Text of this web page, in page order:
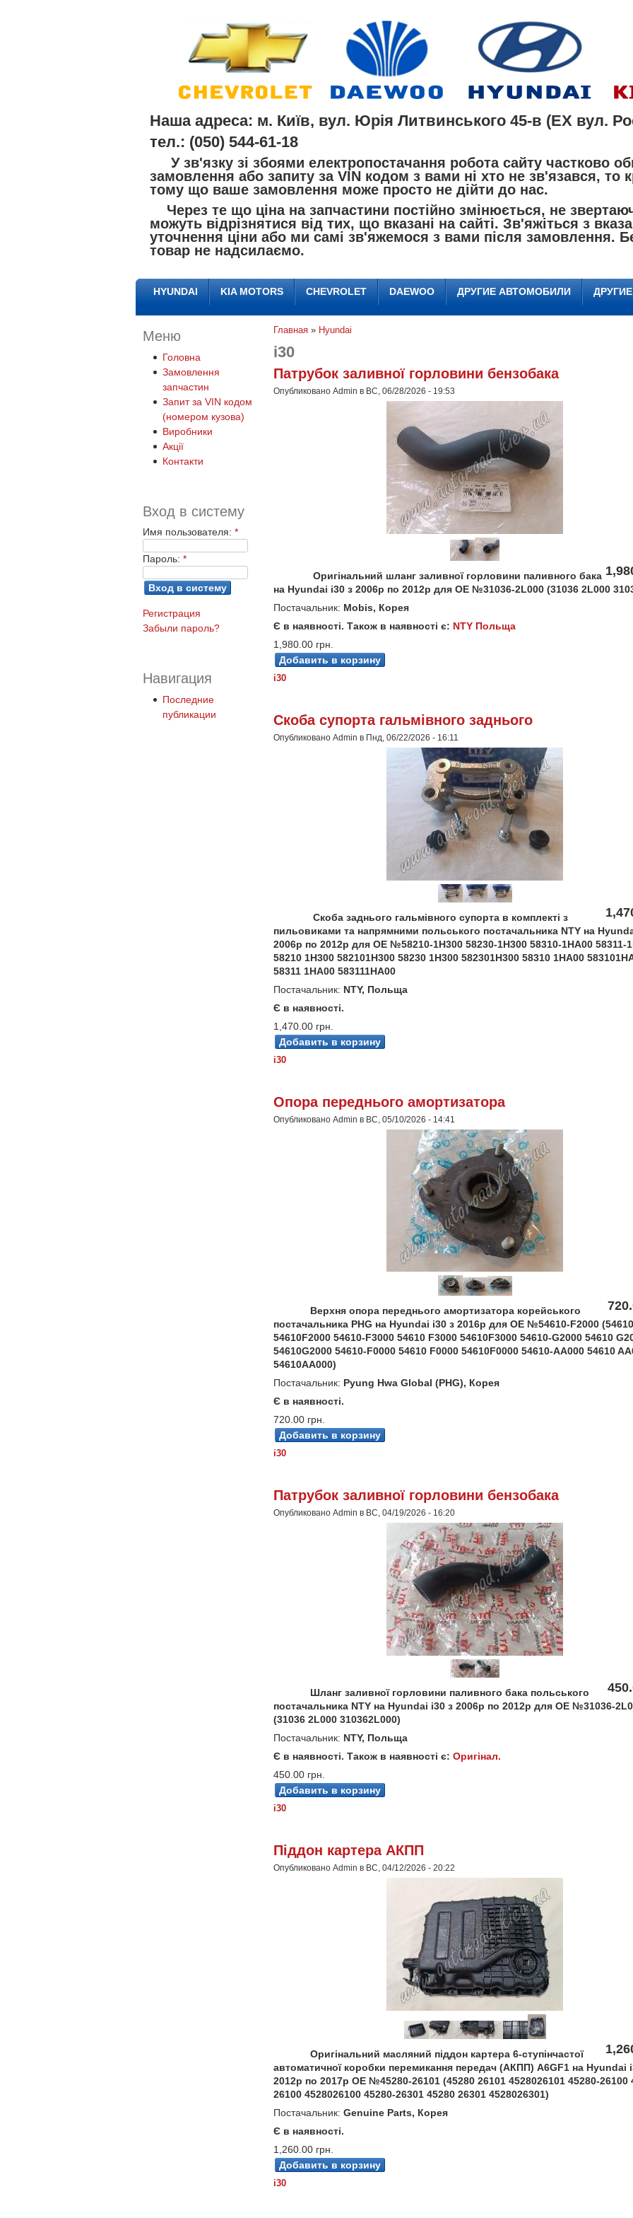
Наша адреса: м. Київ, вул. Юрія Литвинського 45-в (EX вул.
тел.: (050) 544-61-18
У зв'язку зі збоями електропостачання робота сайту частково
замовлення або запиту за VIN кодом з вами ні хто не зв'язався, то
тому що ваше замовлення може просто не дійти до нас.
Через те що ціна на запчастини постійно змінюється, не
можуть відрізнятися від тих, що вказані на сайті. Зв'яжіться з
уточнення ціни або ми самі зв'яжемося з вами після замовлення.
товар не надсилаємо.
HYUNDAI KIA MOTORS CHEVROLET DAEWOO ДРУГИЕ АВТОМОБИЛИ
Меню
Головна
Замовлення
запчастин
Запит за VIN кодом
(номером кузова)
Виробники
Акції
Контакти
Вход в систему
Имя пользователя: *
Пароль: *
Регистрация
Забыли пароль?
Навигация
Последние
публикации
Главная » Hyundai
i30
Патрубок заливної горловини бензобака
Опубликовано Admin в ВС, 06/28/2026 - 19:53
Оригінальний шланг заливної горловини паливного бака
на Hyundai i30 з 2006р по 2012р для OE №31036-2L000 (31036 2L000
Постачальник: Mobis, Корея
Є в наявностi. Також в наявності є: NTY Польща
1,980.00 грн.
i30
Скоба супорта гальмівного заднього
Опубликовано Admin в Пнд, 06/22/2026 - 16:11
Скоба заднього гальмівного супорта в комплекті з
пильовиками та напрямними польського постачальника NTY на
2006р по 2012р для OE №58210-1H300 58230-1H300 58310-1HA00 58311-
58210 1H300 582101H300 58230 1H300 582301H300 58310 1HA00
58311 1HA00 583111HA00
Постачальник: NTY, Польща
Є в наявності.
1,470.00 грн.
i30
Опора переднього амортизатора
Опубликовано Admin в ВС, 05/10/2026 - 14:41
Верхня опора переднього амортизатора корейського
постачальника PHG на Hyundai i30 з 2016р для OE №54610-F2000
54610F2000 54610-F3000 54610 F3000 54610F3000 54610-G2000 54610
54610G2000 54610-F0000 54610 F0000 54610F0000 54610-AA000 54610
54610AA000)
Постачальник: Pyung Hwa Global (PHG), Корея
Є в наявності.
720.00 грн.
i30
Патрубок заливної горловини бензобака
Опубликовано Admin в ВС, 04/19/2026 - 16:20
Шланг заливної горловини паливного бака польського
постачальника NTY на Hyundai i30 з 2006р по 2012р для OE №31036-
(31036 2L000 310362L000)
Постачальник: NTY, Польща
Є в наявності. Також в наявності є: Оригінал.
450.00 грн.
i30
Піддон картера АКПП
Опубликовано Admin в ВС, 04/12/2026 - 20:22
Оригінальний масляний піддон картера 6-ступінчастої
автоматичної коробки перемикання передач (АКПП) A6GF1 на Hyundai
2012р по 2017р OE №45280-26101 (45280 26101 4528026101 45280-26100
26100 4528026100 45280-26301 45280 26301 4528026301)
Постачальник: Genuine Parts, Корея
Є в наявності.
1,260.00 грн.
i30